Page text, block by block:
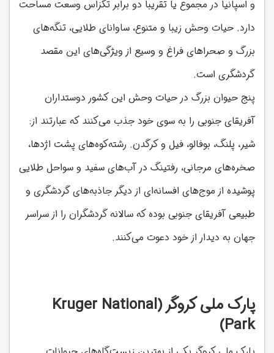
و اسپانیا در مجموع یا تقریباً دو برابر تگزاس وسعت مساحت
دارد. حیات وحش زیبا و متنوع، ساوانای طلایی، تنگه‌های
بزرگ و صحراهای فراغ و وسیع از ویژگی‌های این مقصد
گردشگری است.
پنج حیوان بزرگ در حیات وحش این کشور دوستداران
آفریقای جنوبی را به سوی خود جذب می‌کنند که عبارتند از:
شیر، پلنگ، بوفالو، فیل و کرگدن. رشته‌کوه‌های پشت اژدها،
صخره‌های مرجانی، رفتینگ در آب‌های سفید و سواحل طلایی
پوشیده از موج‌های افسانه‌ای از دیگر جاذبه‌های گردشگری و
طبیعی آفریقای جنوبی بوده که سالانه گردشگران را از سراسر
جهان به دیدار از خود دعوت می‌کنند.
پارک ملی کروگر (Kruger National
Park)